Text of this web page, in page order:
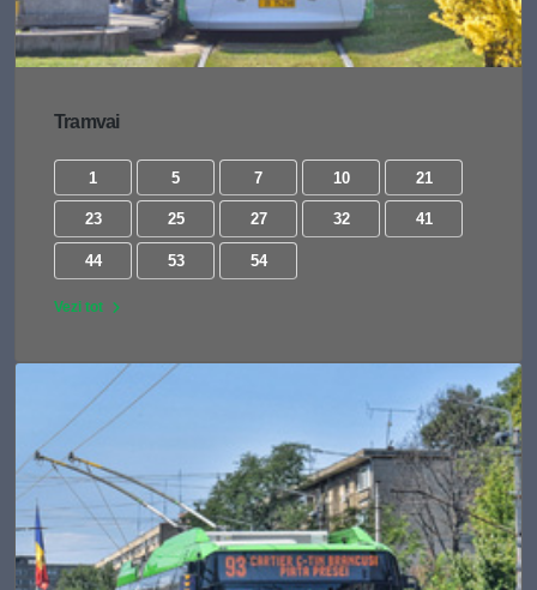
Tramvai
1 5 7 10 21
23 25 27 32 41
44 53 54
Vezi tot